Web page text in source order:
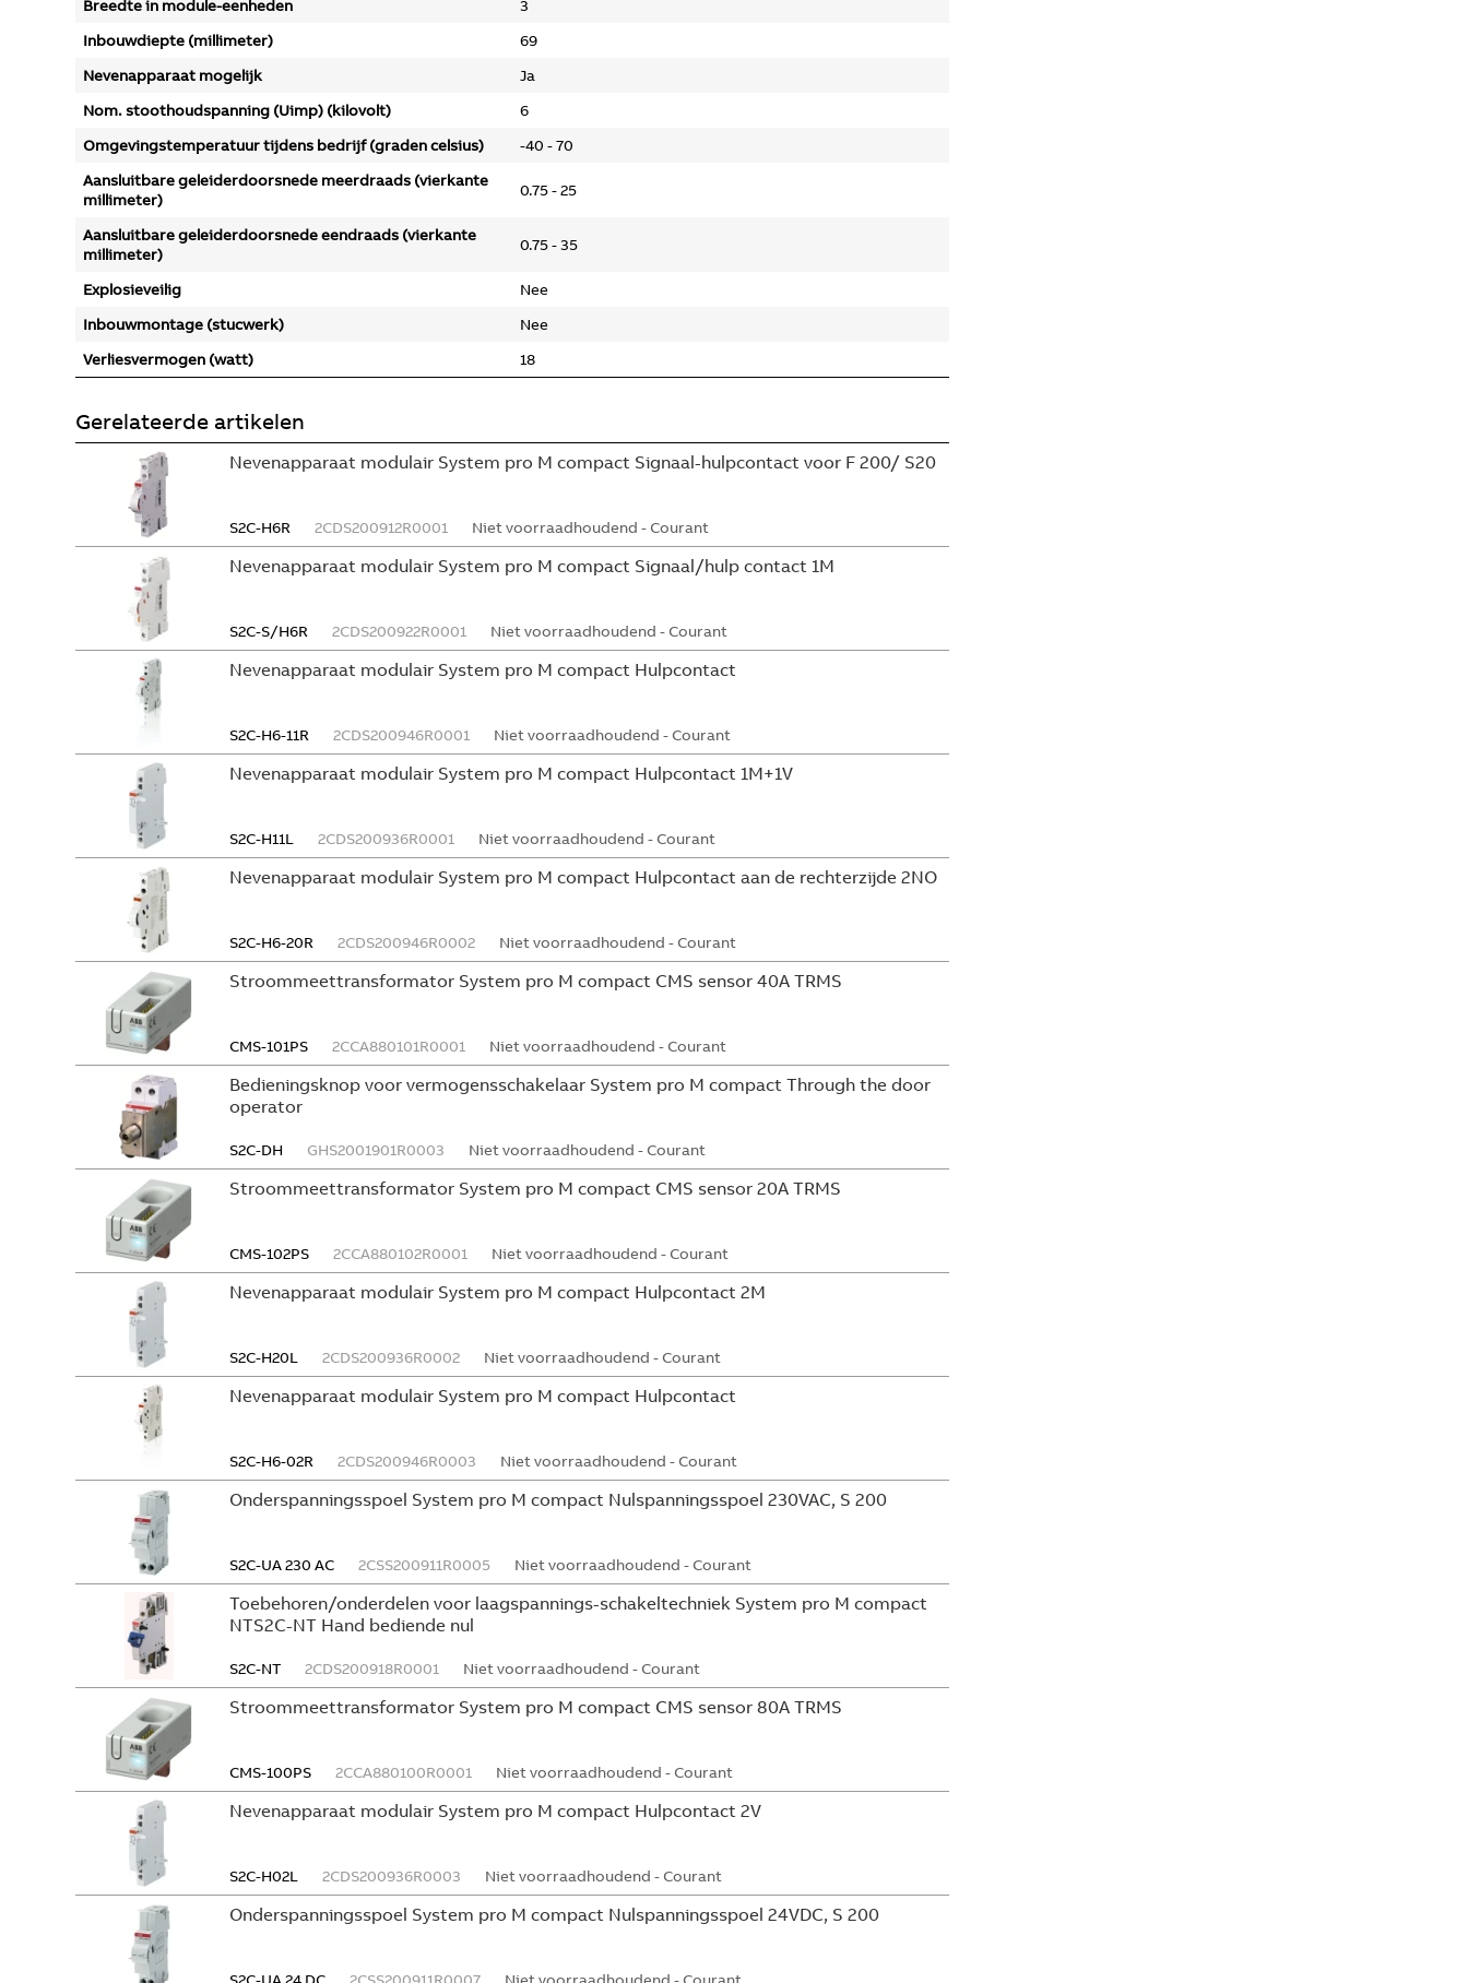
Breedte in module-eenheden
3
Inbouwdiepte (millimeter)
69
Nevenapparaat mogelijk
Ja
Nom. stoothoudspanning (Uimp) (kilovolt)
6
Omgevingstemperatuur tijdens bedrijf (graden celsius)
-40 - 70
Aansluitbare geleiderdoorsnede meerdraads (vierkante
millimeter)
0.75 - 25
Aansluitbare geleiderdoorsnede eendraads (vierkante
millimeter)
0.75 - 35
Explosieveilig
Nee
Inbouwmontage (stucwerk)
Nee
Verliesvermogen (watt)
18
Gerelateerde artikelen
Nevenapparaat modulair System pro M compact Signaal-hulpcontact voor F 200/ S20
S2C-H6R 2CDS200912R0001 Niet voorraadhoudend - Courant
Nevenapparaat modulair System pro M compact Signaal/hulp contact 1M
S2C-S/H6R 2CDS200922R0001 Niet voorraadhoudend - Courant
Nevenapparaat modulair System pro M compact Hulpcontact
S2C-H6-11R 2CDS200946R0001 Niet voorraadhoudend - Courant
Nevenapparaat modulair System pro M compact Hulpcontact 1M+1V
S2C-H11L 2CDS200936R0001 Niet voorraadhoudend - Courant
Nevenapparaat modulair System pro M compact Hulpcontact aan de rechterzijde 2NO
S2C-H6-20R 2CDS200946R0002 Niet voorraadhoudend - Courant
Stroommeettransformator System pro M compact CMS sensor 40A TRMS
CMS-101PS 2CCA880101R0001 Niet voorraadhoudend - Courant
Bedieningsknop voor vermogensschakelaar System pro M compact Through the door
operator
S2C-DH GHS2001901R0003 Niet voorraadhoudend - Courant
Stroommeettransformator System pro M compact CMS sensor 20A TRMS
CMS-102PS 2CCA880102R0001 Niet voorraadhoudend - Courant
Nevenapparaat modulair System pro M compact Hulpcontact 2M
S2C-H20L 2CDS200936R0002 Niet voorraadhoudend - Courant
Nevenapparaat modulair System pro M compact Hulpcontact
S2C-H6-02R 2CDS200946R0003 Niet voorraadhoudend - Courant
Onderspanningsspoel System pro M compact Nulspanningsspoel 230VAC, S 200
S2C-UA 230 AC 2CSS200911R0005 Niet voorraadhoudend - Courant
Toebehoren/onderdelen voor laagspannings-schakeltechniek System pro M compact
NTS2C-NT Hand bediende nul
S2C-NT 2CDS200918R0001 Niet voorraadhoudend - Courant
Stroommeettransformator System pro M compact CMS sensor 80A TRMS
CMS-100PS 2CCA880100R0001 Niet voorraadhoudend - Courant
Nevenapparaat modulair System pro M compact Hulpcontact 2V
S2C-H02L 2CDS200936R0003 Niet voorraadhoudend - Courant
Onderspanningsspoel System pro M compact Nulspanningsspoel 24VDC, S 200